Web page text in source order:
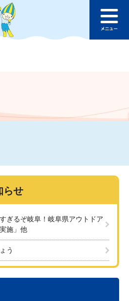
ページの本文へ
ュ
らせ
ぎるぞ岐阜！岐阜県アウトドア
施」他
う